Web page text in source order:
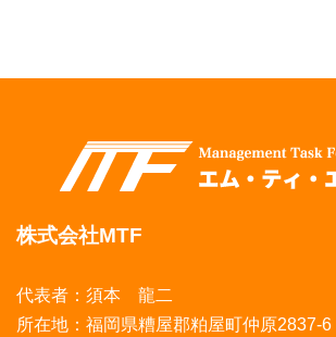
株式会社MTF
代表者：須本 龍二
所在地：福岡県糟屋郡粕屋町仲原2837-6